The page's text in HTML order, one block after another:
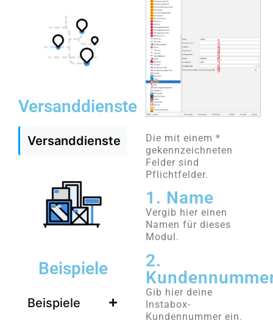
Versanddienste
Versanddienste
Beispiele
Beispiele
1
2
3
4
5
6
7
8
9
Die mit einem *
gekennzeichneten
Felder sind
Pflichtfelder.
1. Name
Vergib hier einen
Namen für dieses
Modul.
2.
Gib hier deine
Instabox-
Kundennummer ein.